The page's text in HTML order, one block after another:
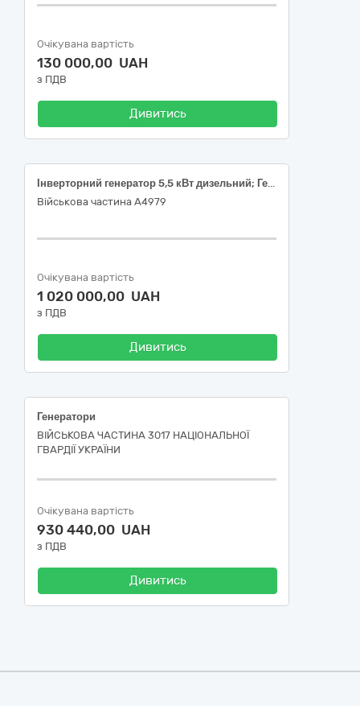
Очікувана вартість
130 000,00 UAH
з ПДВ
Дивитись
Інверторний генератор 5,5 кВт дизельний; Генератор дизельний 10 кВт.
Військова частина А4979
Очікувана вартість
1 020 000,00 UAH
з ПДВ
Дивитись
Генератори
ВІЙСЬКОВА ЧАСТИНА 3017 НАЦІОНАЛЬНОЇ
ГВАРДІЇ УКРАЇНИ
Очікувана вартість
930 440,00 UAH
з ПДВ
Дивитись